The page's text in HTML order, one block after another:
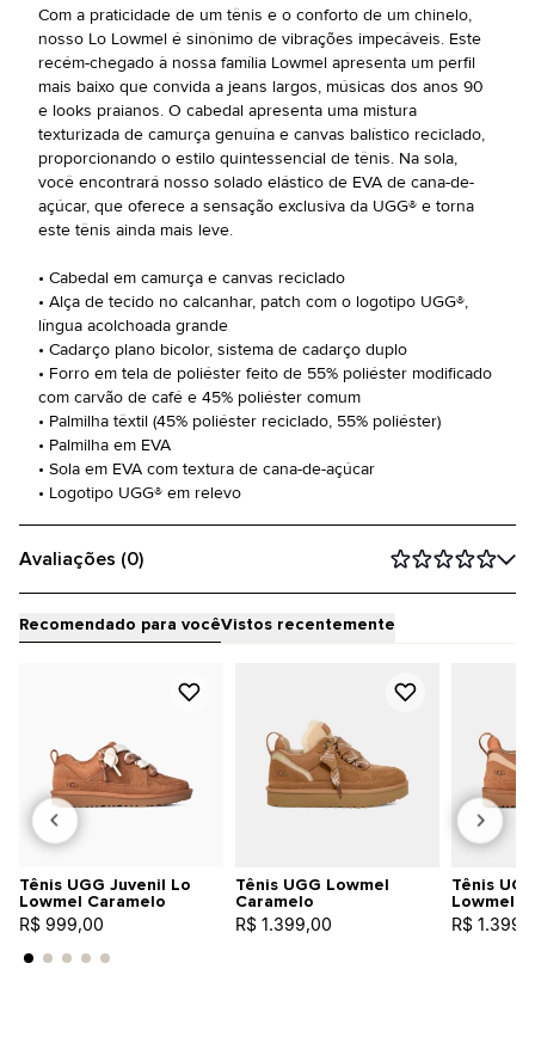
Com a praticidade de um tênis e o conforto de um chinelo,
nosso Lo Lowmel é sinônimo de vibrações impecáveis. Este
recém-chegado à nossa família Lowmel apresenta um perfil
mais baixo que convida a jeans largos, músicas dos anos 90
e looks praianos. O cabedal apresenta uma mistura
texturizada de camurça genuína e canvas balístico reciclado,
proporcionando o estilo quintessencial de tênis. Na sola,
você encontrará nosso solado elástico de EVA de cana-de-
açúcar, que oferece a sensação exclusiva da UGG® e torna
este tênis ainda mais leve.
• Cabedal em camurça e canvas reciclado
• Alça de tecido no calcanhar, patch com o logotipo UGG®,
língua acolchoada grande
• Cadarço plano bicolor, sistema de cadarço duplo
• Forro em tela de poliéster feito de 55% poliéster modificado
com carvão de café e 45% poliéster comum
• Palmilha têxtil (45% poliéster reciclado, 55% poliéster)
• Palmilha em EVA
• Sola em EVA com textura de cana-de-açúcar
• Logotipo UGG® em relevo
Avaliações (0)
Recomendado para vocêVistos recentemente
Tênis UGG Juvenil Lo
Lowmel Caramelo
R$ 999,00
Tênis UGG Lowmel
Caramelo
R$ 1.399,00
Tênis
Lowmel
R$